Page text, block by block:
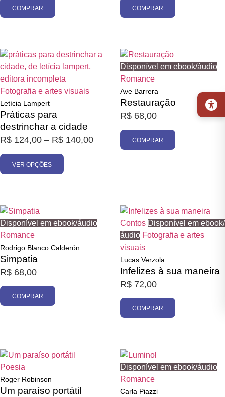
Promoção
COMPRAR COMPRAR
Fotografia e artes visuais
Letícia Lampert
Práticas para
destrinchar a cidade
R$ 124,00 – R$ 140,00
VER OPÇÕES
Disponível em ebook/áudio
Romance
Ave Barrera
Restauração
R$ 68,00
COMPRAR
Disponível em ebook/áudio
Romance
Rodrigo Blanco Calderón
Simpatia
R$ 68,00
COMPRAR
Contos Disponível em ebook/
áudio Fotografia e artes
visuais
Lucas Verzola
Infelizes à sua maneira
R$ 72,00
COMPRAR
Poesia
Roger Robinson
Um paraíso portátil
Disponível em ebook/áudio
Romance
Carla Piazzi